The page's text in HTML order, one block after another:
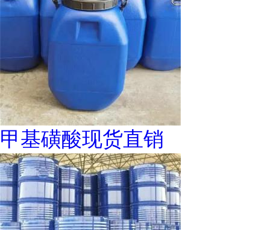
甲基磺酸现货直销